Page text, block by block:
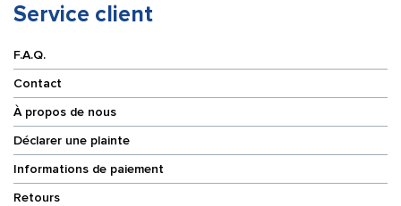
Service client
F.A.Q.
Contact
À propos de nous
Déclarer une plainte
Informations de paiement
Retours